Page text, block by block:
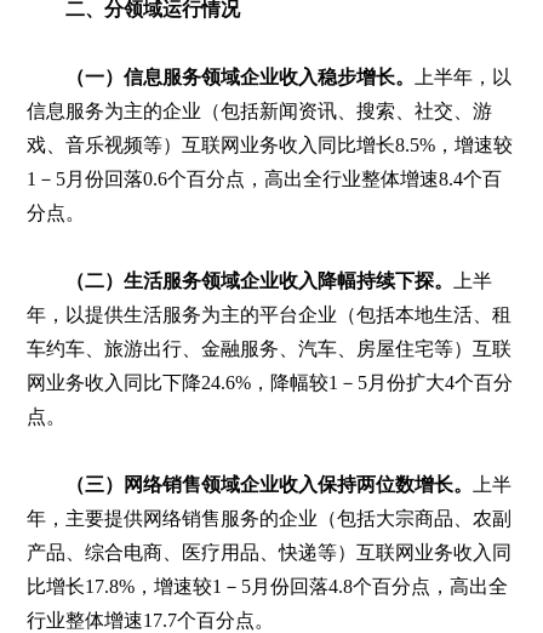
二、分领域运行情况
（一）信息服务领域企业收入稳步增长。
上半年，以
信息服务为主的企业（包括新闻资讯、搜索、社交、游
戏、音乐视频等）互联网业务收入同比增长8.5%，增速较
1－5月份回落0.6个百分点，高出全行业整体增速8.4个百
分点。
（二）生活服务领域企业收入降幅持续下探。
上半
年，以提供生活服务为主的平台企业（包括本地生活、租
车约车、旅游出行、金融服务、汽车、房屋住宅等）互联
网业务收入同比下降24.6%，降幅较1－5月份扩大4个百分
点。
（三）网络销售领域企业收入保持两位数增长。
上半
年，主要提供网络销售服务的企业（包括大宗商品、农副
产品、综合电商、医疗用品、快递等）互联网业务收入同
比增长17.8%，增速较1－5月份回落4.8个百分点，高出全
行业整体增速17.7个百分点。